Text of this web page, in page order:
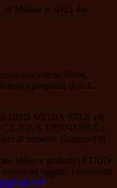
di Milano n. 6415 del
calcio Milan.
proprietà di A.C.
DDD MEDIA SRLS via
P.IVA 10837110963, è
al network Gazzanet di
video e grafiche) è DDD
ad oggetto i contenuti